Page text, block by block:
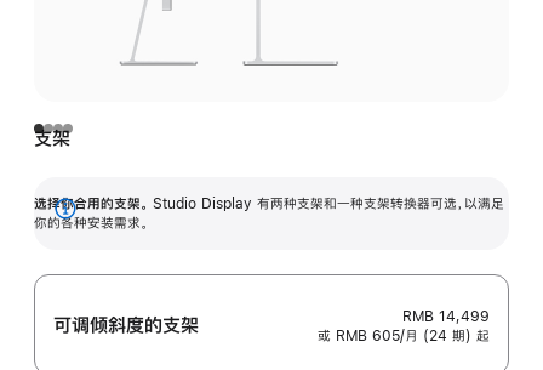
支架
选择你合用的支架。 Studio Display 有两种支架和一种支架转换器可选，以满足
你的各种安装需求。
展
可调倾斜度的支架
RMB 14,499
或 RMB 605/月 (24 期) 起